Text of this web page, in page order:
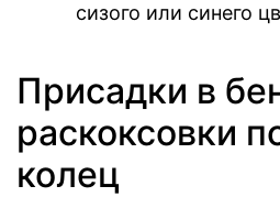
сизого или синего
Присадки в
раскоксовки
колец